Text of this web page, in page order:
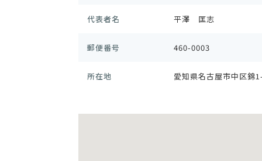
代表者名 平澤 匡志
郵便番号 460-0003
所在地 愛知県名古屋市中区錦